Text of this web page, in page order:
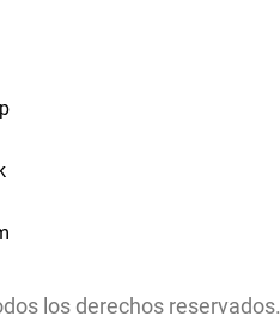
los derechos reservados.